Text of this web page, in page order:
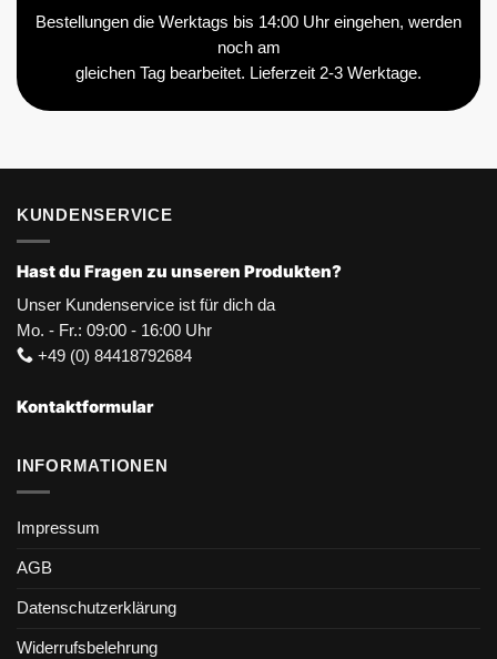
Bestellungen die Werktags bis 14:00 Uhr eingehen, werden
noch am
gleichen Tag bearbeitet. Lieferzeit 2-3 Werktage.
KUNDENSERVICE
Hast du Fragen zu unseren Produkten?
Unser Kundenservice ist für dich da
Mo. - Fr.: 09:00 - 16:00 Uhr
+49 (0) 84418792684
Kontaktformular
INFORMATIONEN
Impressum
AGB
Datenschutzerklärung
Widerrufsbelehrung